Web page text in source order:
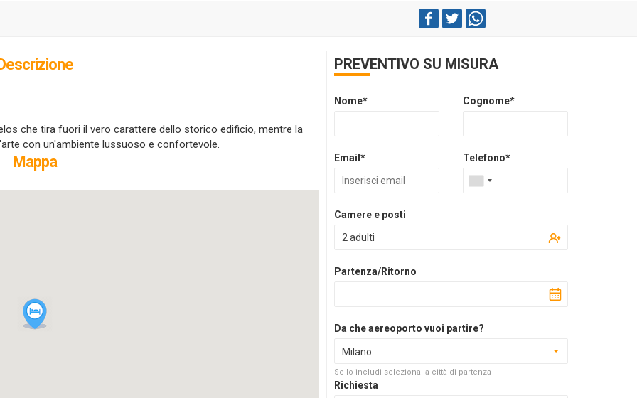
che tira fuori il vero carattere dello storico edificio, mentre la
con un'ambiente lussuoso e confortevole.
Mappa
PREVENTIVO SU MISURA
Nome* Cognome*
Email* Telefono*
Camere e posti
2 adulti
Partenza/Ritorno
Da che aereoporto vuoi partire?
Milano
Se lo includi seleziona la città di partenza
Richiesta